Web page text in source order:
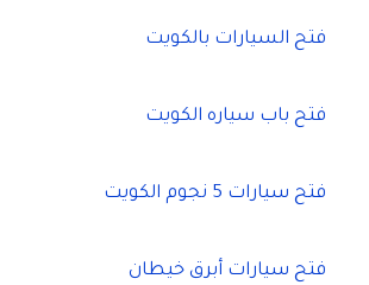
فتح السيارات بالكويت
فتح باب سياره الكويت
فتح سيارات 5 نجوم الكويت
فتح سيارات أبرق خيطان